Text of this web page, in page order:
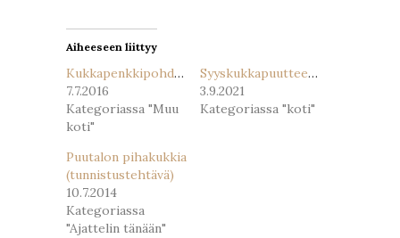
Aiheeseen liittyy
Kukkapenkkipohdintaa
7.7.2016
Kategoriassa "Muu
koti"
Syyskukkapuutteessa
3.9.2021
Kategoriassa "koti"
Puutalon pihakukkia
(tunnistustehtävä)
10.7.2014
Kategoriassa
"Ajattelin tänään"